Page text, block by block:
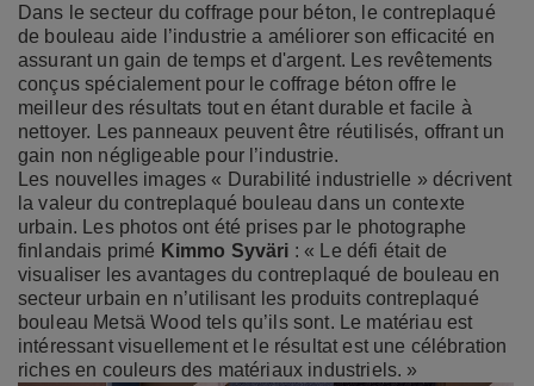
Dans le secteur du coffrage pour béton, le contreplaqué
de bouleau aide l’industrie a améliorer son efficacité en
assurant un gain de temps et d'argent. Les revêtements
conçus spécialement pour le coffrage béton offre le
meilleur des résultats tout en étant durable et facile à
nettoyer. Les panneaux peuvent être réutilisés, offrant un
gain non négligeable pour l’industrie.
Les nouvelles images « Durabilité industrielle » décrivent
la valeur du contreplaqué bouleau dans un contexte
urbain. Les photos ont été prises par le photographe
finlandais primé Kimmo Syväri : « Le défi était de
visualiser les avantages du contreplaqué de bouleau en
secteur urbain en n’utilisant les produits contreplaqué
bouleau Metsä Wood tels qu’ils sont. Le matériau est
intéressant visuellement et le résultat est une célébration
riches en couleurs des matériaux industriels. »